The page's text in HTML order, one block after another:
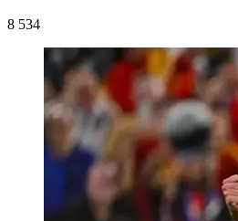
8 534